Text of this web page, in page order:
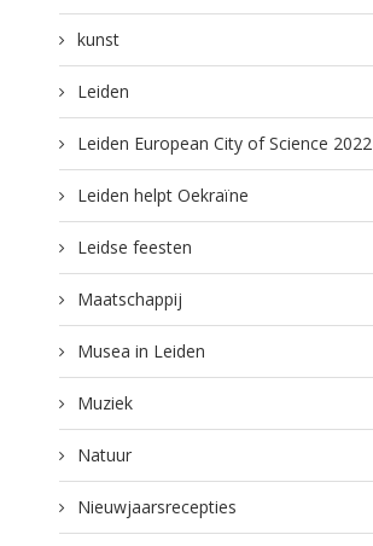
kunst
Leiden
Leiden European City of Science 2022
Leiden helpt Oekraïne
Leidse feesten
Maatschappij
Musea in Leiden
Muziek
Natuur
Nieuwjaarsrecepties